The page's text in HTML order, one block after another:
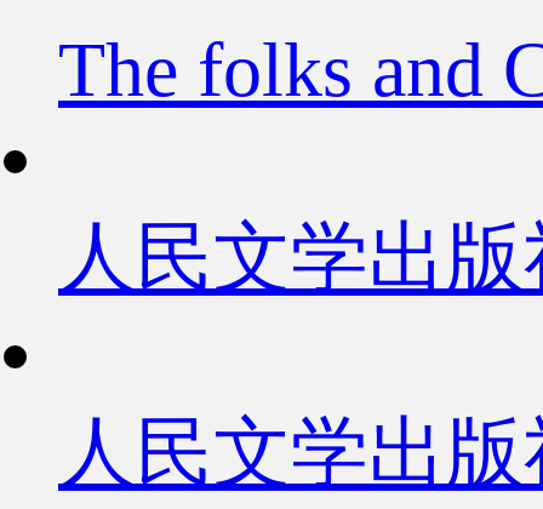
The folks and
人民文学出
人民文学出